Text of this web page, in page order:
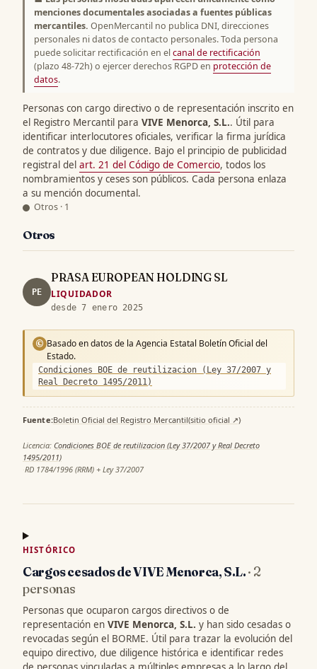
menciones documentales asociadas a fuentes públicas
mercantiles. OpenMercantil no publica DNI, direcciones
personales ni datos de contacto personales. Toda persona
puede solicitar rectificación en elcanal de rectificación
(plazo 48-72h) o ejercer derechos RGPD en protección de
datos.
Personas con cargo directivo o de representación inscrito en
el Registro Mercantil para VIVE Menorca, S.L.. Útil para
identificar interlocutores oficiales, verificar la firma jurídica
de contratos y due diligence. Bajo el principio de publicidad
registral del art. 21 del Código de Comercio, todos los
nombramientos y ceses son públicos. Cada persona enlaza
a su mención documental.
Otros · 1
Otros
PE
PRASA EUROPEAN HOLDING SL
LIQUIDADOR
desde 7 enero 2025
© Basado en datos de la Agencia Estatal Boletín Oficial del
Estado.
Condiciones BOE de reutilizacion (Ley 37/2007 y
Real Decreto 1495/2011)
Fuente:Boletin Oficial del Registro Mercantil(sitio oficial ↗)·
Licencia: Condiciones BOE de reutilizacion (Ley 37/2007 y Real Decreto
1495/2011)
·RD 1784/1996 (RRM) + Ley 37/2007
HISTÓRICO
Cargos cesados de VIVE Menorca, S.L.· 2
personas
Personas que ocuparon cargos directivos o de
representación en VIVE Menorca, S.L. y han sido cesadas o
revocadas según el BORME. Útil para trazar la evolución del
equipo directivo, due diligence histórica e identificar redes